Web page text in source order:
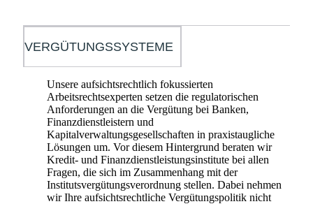
VERGÜTUNGSSYSTEME
Unsere aufsichtsrechtlich fokussierten
Arbeitsrechtsexperten setzen die regulatorischen
Anforderungen an die Vergütung bei Banken,
Finanzdienstleistern und
Kapitalverwaltungsgesellschaften in praxistaugliche
Lösungen um. Vor diesem Hintergrund beraten wir
Kredit- und Finanzdienstleistungsinstitute bei allen
Fragen, die sich im Zusammenhang mit der
Institutsvergütungsverordnung stellen. Dabei nehmen
wir Ihre aufsichtsrechtliche Vergütungspolitik nicht